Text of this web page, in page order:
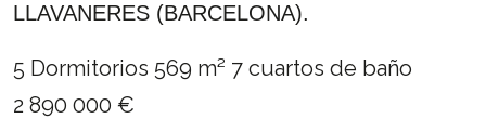
LLAVANERES (BARCELONA).
5 Dormitorios 569 m² 7 cuartos de baño
2 890 000 €